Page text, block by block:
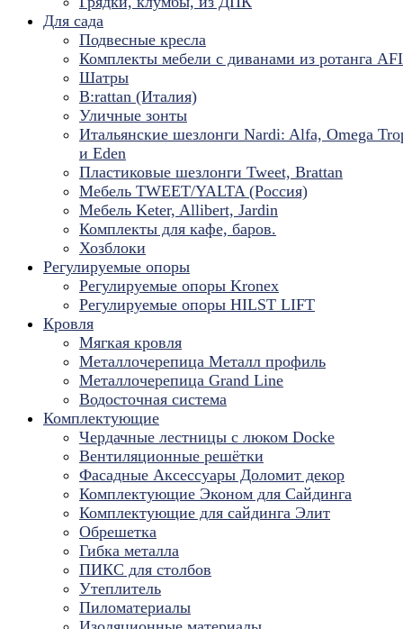
Для сада
Подвесные кресла
Комплекты мебели с диванами из ротанга
Шатры
B:rattan (Италия)
Уличные зонты
Итальянские шезлонги Nardi: Alfa, Omega
и Eden
Пластиковые шезлонги Tweet, Brattan
Мебель TWEET/YALTA (Россия)
Мебель Keter, Allibert, Jardin
Комплекты для кафе, баров.
Хозблоки
Регулируемые опоры
Регулируемые опоры Kronex
Регулируемые опоры HILST LIFT
Кровля
Мягкая кровля
Металлочерепица Металл профиль
Металлочерепица Grand Line
Водосточная система
Комплектующие
Чердачные лестницы с люком Docke
Вентиляционные решётки
Фасадные Аксессуары Доломит декор
Комплектующие Эконом для Сайдинга
Комплектующие для cайдинга Элит
Обрешетка
Гибка металла
ПИКС для столбов
Утеплитель
Пиломатериалы